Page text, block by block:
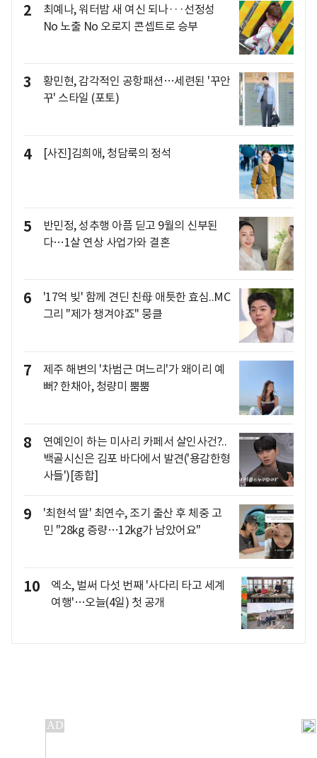
2
최예나, 워터밤 새 여신 되나···선정성
No 노출 No 오로지 콘셉트로 승부
3
황민현, 감각적인 공항패션…세련된 '꾸안
꾸' 스타일 (포토)
4 [사진]김희애, 청담룩의 정석
5
반민정, 성추행 아픔 딛고 9월의 신부된
다…1살 연상 사업가와 결혼
6
'17억 빚' 함께 견딘 친母 애틋한 효심..MC
그리 "제가 챙겨야죠" 뭉클
7
제주 해변의 '차범근 며느리'가 왜이리 예
뻐? 한채아, 청량미 뿜뿜
8
연예인이 하는 미사리 카페서 살인사건?..
백골시신은 김포 바다에서 발견('용감한형
사들')[종합]
9
'최현석 딸' 최연수, 조기 출산 후 체중 고
민 "28kg 증량…12kg가 남았어요"
10
엑소, 벌써 다섯 번째 '사다리 타고 세계
여행'…오늘(4일) 첫 공개